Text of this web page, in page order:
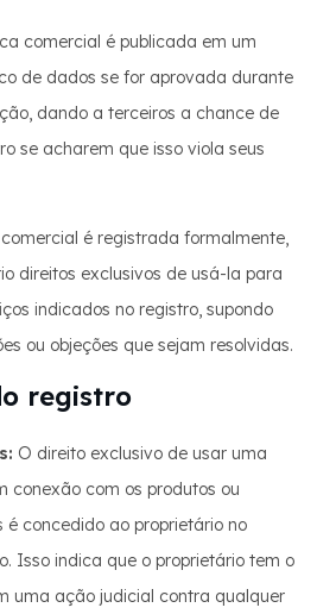
comercial é publicada em um
de dados se for aprovada durante
dando a terceiros a chance de
se acharem que isso viola seus
é registrada formalmente,
direitos exclusivos de usá-la para
indicados no registro, supondo
ou objeções que sejam resolvidas.
registro
O direito exclusivo de usar uma
conexão com os produtos ou
é concedido ao proprietário no
Isso indica que o proprietário tem o
uma ação judicial contra qualquer